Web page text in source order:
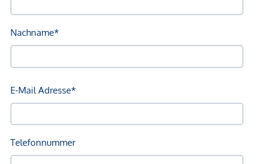
*Der Vertrag kommt nicht mit der INFINA Credit Broker
Immobilienunternehmen angeboten. Allfällige aus dem
Vertragsabschluss resultierende Rechte sind ausschließlich
gegenüber dem anbietenden Immobilienunternehmen